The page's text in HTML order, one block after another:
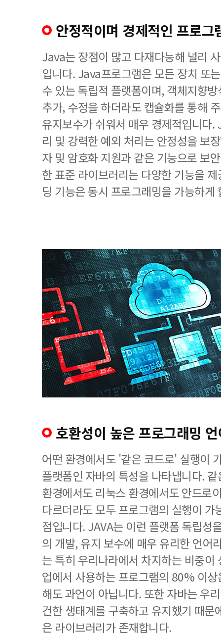
안정적이며 경제적인 프로그
Java는 장점이 많고 다재다능해 널리
입니다. Java프로그램은 모든 장치 또
수 있는 독립적 플랫폼이며, 객체지향
추가, 수정을 하더라도 캡슐화를 통해
유지보수가 쉬워서 매우 경제적입니다
리 및 강력한 예외 처리는 안정성을 보
자 및 암호화 지원과 같은 기능으로 보
한 표준 라이브러리는 다양한 기능을
딩 기능은 동시 프로그래밍을 가능하게
호환성이 높은 프로그래밍
어떤 환경에서도 '같은 코드로' 실행이
플랫폼인 자바의 특성을 나타냅니다.
환경에서도 리눅스 환경에서도 안드로
다르더라도 모두 프로그램의 실행이 가
점입니다. JAVA는 이런 플랫폼 독립성
의 개발, 유지 보수에 매우 유리한 언어
는 특히 우리나라에서 차지하는 비중이
업에서 사용하는 프로그램의 80% 이
해도 과언이 아닙니다. 또한 자바는 우
건한 생태계를 구축하고 유지했기 때문
은 라이브러리가 존재합니다.